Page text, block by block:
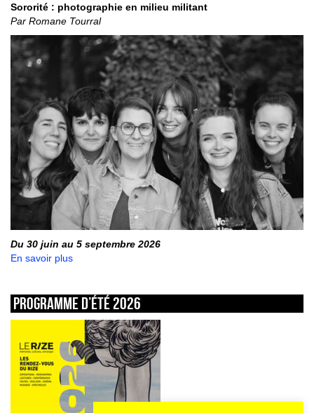
Sororité : photographie en milieu militant
Par Romane Tourral
Du 30 juin au 5 septembre 2026
En savoir plus
Programme d’été 2026